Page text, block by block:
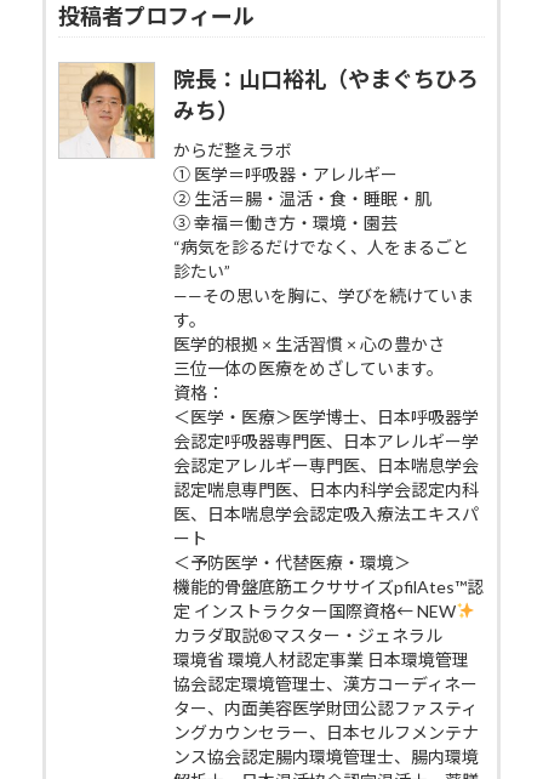
投稿者プロフィール
院長：山口裕礼（やまぐちひろ
みち）
からだ整えラボ
① 医学＝呼吸器・アレルギー
② 生活＝腸・温活・食・睡眠・肌
③ 幸福＝働き方・環境・園芸
“病気を診るだけでなく、人をまるごと
診たい”
——その思いを胸に、学びを続けていま
す。
医学的根拠 × 生活習慣 × 心の豊かさ
三位一体の医療をめざしています。
資格：
＜医学・医療＞医学博士、日本呼吸器学
会認定呼吸器専門医、日本アレルギー学
会認定アレルギー専門医、日本喘息学会
認定喘息専門医、日本内科学会認定内科
医、日本喘息学会認定吸入療法エキスパ
ート
＜予防医学・代替医療・環境＞
機能的骨盤底筋エクササイズpfilAtes™認
定 インストラクター国際資格← NEW
カラダ取説®マスター・ジェネラル
環境省 環境人材認定事業 日本環境管理
協会認定環境管理士、漢方コーディネー
ター、内面美容医学財団公認ファスティ
ングカウンセラー、日本セルフメンテナ
ンス協会認定腸内環境管理士、腸内環境